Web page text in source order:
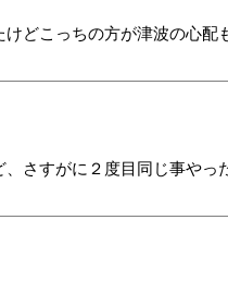
どこっちの方が津波の心配
さすがに２度目同じ事やっ